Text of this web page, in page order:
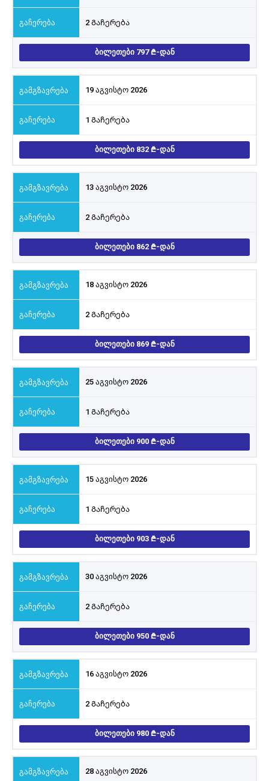
2 Გაჩერება
ᲑᲘᲚᲔᲗᲔᲑᲘ 797 -ᲓᲐᲜ
19 აგვისტო 2026
1 Გაჩერება
ᲑᲘᲚᲔᲗᲔᲑᲘ 832 -ᲓᲐᲜ
13 აგვისტო 2026
2 Გაჩერება
ᲑᲘᲚᲔᲗᲔᲑᲘ 862 -ᲓᲐᲜ
18 აგვისტო 2026
2 Გაჩერება
ᲑᲘᲚᲔᲗᲔᲑᲘ 869 -ᲓᲐᲜ
25 აგვისტო 2026
1 Გაჩერება
ᲑᲘᲚᲔᲗᲔᲑᲘ 900 -ᲓᲐᲜ
15 აგვისტო 2026
1 Გაჩერება
ᲑᲘᲚᲔᲗᲔᲑᲘ 903 -ᲓᲐᲜ
30 აგვისტო 2026
2 Გაჩერება
ᲑᲘᲚᲔᲗᲔᲑᲘ 950 -ᲓᲐᲜ
16 აგვისტო 2026
2 Გაჩერება
ᲑᲘᲚᲔᲗᲔᲑᲘ 980 -ᲓᲐᲜ
28 აგვისტო 2026